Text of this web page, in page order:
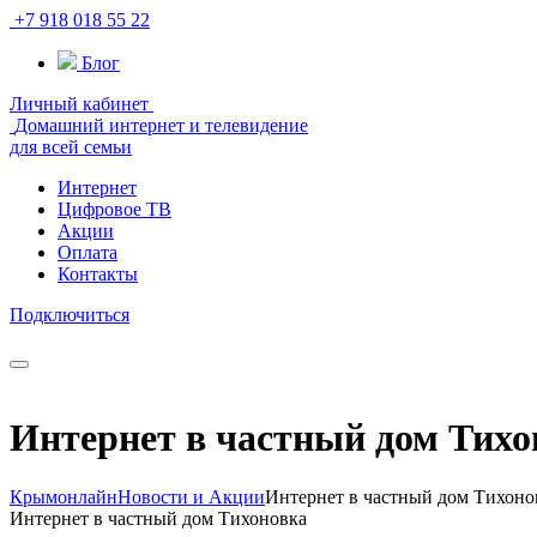
+7 918 018 55 22
Блог
Личный кабинет
Домашний интернет и телевидение
для всей семьи
Интернет
Цифровое ТВ
Акции
Оплата
Контакты
Подключиться
Интернет в частный дом
КрымонлайнНовости и АкцииИнтернет в частный дом
Интернет в частный дом Тихоновка